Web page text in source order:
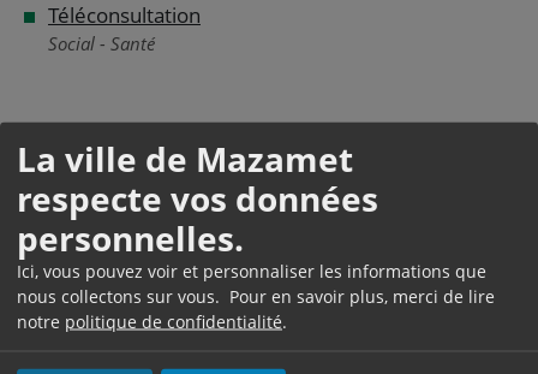
La ville de Mazamet
respecte vos données
personnelles.
Ici, vous pouvez voir et personnaliser les informations que
nous collectons sur vous. Pour en savoir plus, merci de lire
notre politique de confidentialité.
Téléconsultation
Social - Santé
Site de l'Assurance maladie
Caisse nationale d'assurance maladie (Cnam)
Tarifs conventionnels des médecins
Caisse nationale d'assurance maladie (Cnam)
Nomenclature générale des actes professionnels